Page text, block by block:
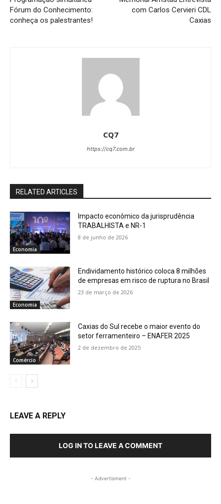
Fórum do Conhecimento:
conheça os palestrantes!
com Carlos Cervieri CDL
Caxias
CQ7
https://cq7.com.br
RELATED ARTICLES
Economia
Impacto econômico da jurisprudência
TRABALHISTA e NR-1
8 de junho de 2026
Economia
Endividamento histórico coloca 8 milhões
de empresas em risco de ruptura no Brasil
23 de março de 2026
Comércio
Caxias do Sul recebe o maior evento do
setor ferramenteiro – ENAFER 2025
2 de dezembro de 2025
LEAVE A REPLY
LOG IN TO LEAVE A COMMENT
- Advertisment -